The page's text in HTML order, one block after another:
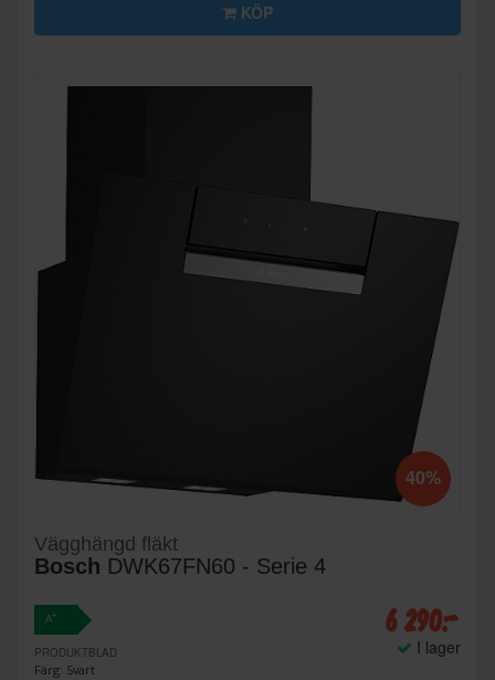
KÖP
40%
Vägghängd fläkt
Bosch DWK67FN60 - Serie 4
A+
PRODUKTBLAD
Färg: Svart
6 290:-
I lager